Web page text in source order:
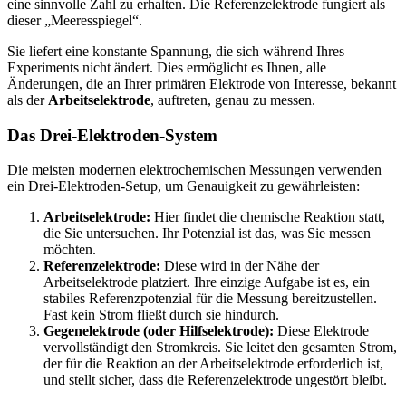
eine sinnvolle Zahl zu erhalten. Die Referenzelektrode fungiert als
dieser „Meeresspiegel“.
Sie liefert eine konstante Spannung, die sich während Ihres
Experiments nicht ändert. Dies ermöglicht es Ihnen, alle
Änderungen, die an Ihrer primären Elektrode von Interesse, bekannt
als der Arbeitselektrode, auftreten, genau zu messen.
Das Drei-Elektroden-System
Die meisten modernen elektrochemischen Messungen verwenden
ein Drei-Elektroden-Setup, um Genauigkeit zu gewährleisten:
Arbeitselektrode: Hier findet die chemische Reaktion statt,
die Sie untersuchen. Ihr Potenzial ist das, was Sie messen
möchten.
Referenzelektrode: Diese wird in der Nähe der
Arbeitselektrode platziert. Ihre einzige Aufgabe ist es, ein
stabiles Referenzpotenzial für die Messung bereitzustellen.
Fast kein Strom fließt durch sie hindurch.
Gegenelektrode (oder Hilfselektrode): Diese Elektrode
vervollständigt den Stromkreis. Sie leitet den gesamten Strom,
der für die Reaktion an der Arbeitselektrode erforderlich ist,
und stellt sicher, dass die Referenzelektrode ungestört bleibt.